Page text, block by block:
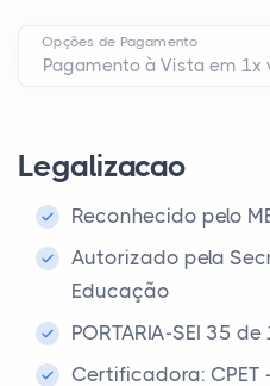
Opções de Pagamento
Legalizacao
Reconhecido pelo
Autorizado pela
Educação
PORTARIA-SEI 35
Certificadora: CPET